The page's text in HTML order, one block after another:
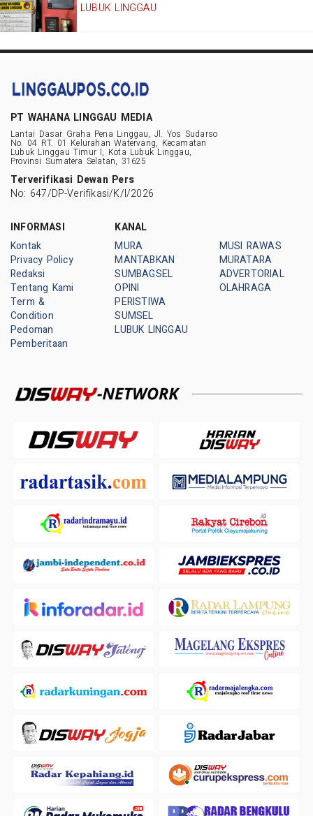
LUBUK LINGGAU
PT WAHANA LINGGAU MEDIA
Lantai Dasar Graha Pena Linggau, Jl. Yos Sudarso
No. 04 RT. 01 Kelurahan Watervang, Kecamatan
Lubuk Linggau Timur I, Kota Lubuk Linggau,
Provinsi Sumatera Selatan, 31625
Terverifikasi Dewan Pers
No: 647/DP-Verifikasi/K/I/2026
INFORMASI
Kontak
Privacy Policy
Redaksi
Tentang Kami
Term &
Condition
Pedoman
Pemberitaan
KANAL
MURA
MANTABKAN
SUMBAGSEL
OPINI
PERISTIWA
SUMSEL
LUBUK LINGGAU
MUSI RAWAS
MURATARA
ADVERTORIAL
OLAHRAGA